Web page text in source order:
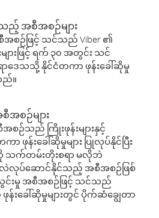
ည့် အစီအစဉ်များ
အစဉ်ဖြင့် သင်သည် Viber ၏
ားဖြင့် ရက် ၃၀ အတွင်း သင်
ဒေသသို့ နိုင်ငံတကာ ဖုန်းခေါ်ဆိုမှု
ည်။
အစဉ်များ
စဉ်သည် ကြိုးဖုန်းများနှင့်
ာ ဖုန်းခေါ်ဆိုမှုများ ပြုလုပ်နိုင်ပြီး
က်တမ်းတိုးစရာ မလိုဘဲ
လဲလုပ်ဆောင်နိုင်သည့် အစီအစဉ်ဖြစ်
င်းမှု အစီအစဉ်ဖြင့် သင်သည်
န်းခေါ်ဆိုမှုများတွင် ပိုက်ဆံချွေတာ